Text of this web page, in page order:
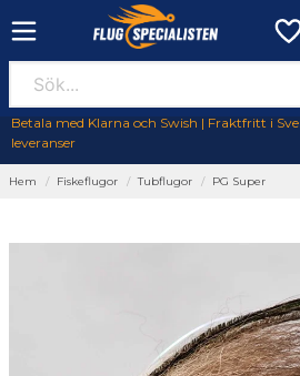
Betala med Klarna och Swish | Fraktfritt i
leveranser
Hem Fiskeflugor Tubflugor PG Super